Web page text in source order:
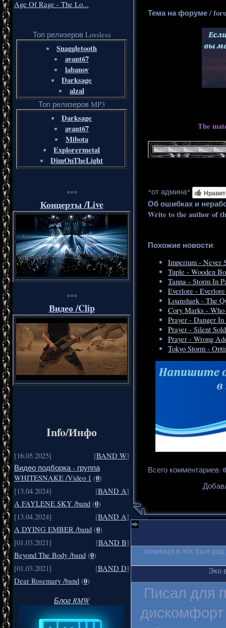
Age Of Rage - The Lo...
Топ релизеров Lossless
Snaggletooth
avant67
labanov
Darksage
alzal
Топ релизеров MP3
Darksage
avant67
Mibota
Explorermetal
DimOnTheLight
***
Концерты /Live
***
Видео /Clip
Info/Инфо
[16.05.2025] [BAND W]
Видео подборка - группа
WHITESNAKE /Video 1 (0)
[13.04.2024]
[BAND A]
A FAYLENE SKY /band (0)
[13.04.2024]
[BAND A]
A DYING EMBER /band (0)
[01.03.2021]
[BAND B]
Beyond The Body /band (0)
[01.03.2021]
[BAND D]
Dear Rosemary /band (0)
Блог RMW
Тема на форуме /
The
*от админа*
Об ошибках и
Write to the author of
Похожие новости:
Imperium - Never
Tuple - Wooden
Tanna - Storm In
Everlore -
Loanshark - The
Cory Marks -
Prayer - Danger
Prayer - Silent
Prayer - Wrong
Tokyo Storm -
Всего комментариев: 0
помница в 80х был
Эко
Писал для